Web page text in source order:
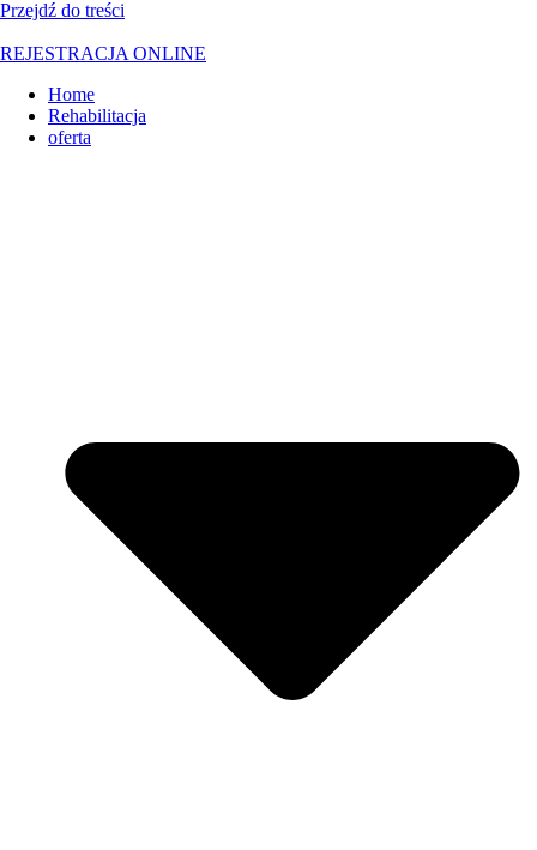
Przejdź do treści
REJESTRACJA ONLINE
Home
Rehabilitacja
oferta